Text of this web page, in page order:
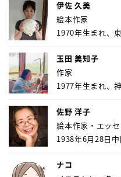
伊佐 久美
絵本作家
1970年生まれ、
玉田 美知子
作家
1977年生まれ、
佐野 洋子
絵本作家・エッ
1938年6月28日
ナコ